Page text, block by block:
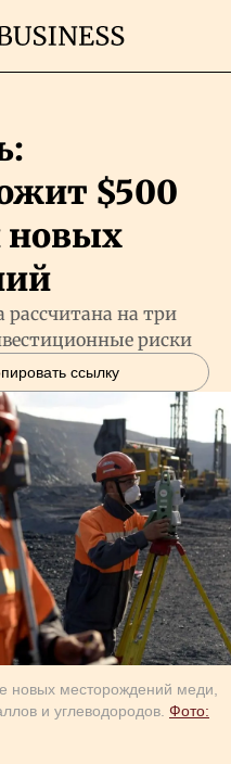
$500
новых
рассчитана на три
риски
ссылку
новых месторождений меди,
и углеводородов. Фото: